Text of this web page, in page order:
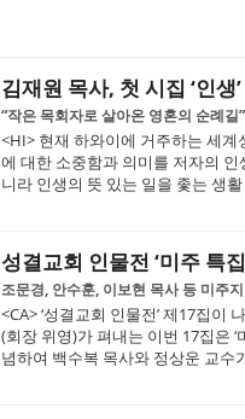
김재원 목사, 첫 시집 ‘인생
“작은 목회자로 살아온 영혼의 순례길”
<HI> 현재 하와이에 거주하는 세계
에 대한 소중함과 의미를 저자의
니라 인생의 뜻 있는 일을 좇는 생
성결교회 인물전 ‘미주 특
조문경, 안수훈, 이보현 목사 등 미주
<CA> ‘성결교회 인물전’ 제17집
(회장 위영)가 펴내는 이번 17집은
념하여 백수복 목사와 정상운 교수